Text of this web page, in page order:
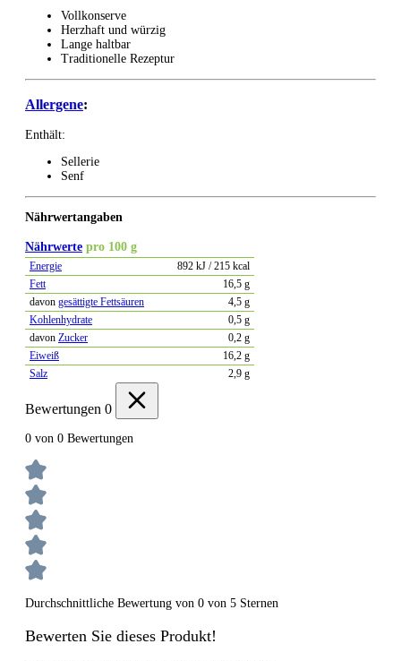
Vollkonserve
Herzhaft und würzig
Lange haltbar
Traditionelle Rezeptur
Allergene:
Enthält:
Sellerie
Senf
Nährwertangaben
Nährwerte pro 100 g
Energie
892 kJ / 215 kcal
Fett
16,5 g
davon gesättigte Fettsäuren
4,5 g
Kohlenhydrate
0,5 g
davon Zucker
0,2 g
Eiweiß
16,2 g
Salz
2,9 g
Bewertungen 0
0 von 0 Bewertungen
Durchschnittliche Bewertung von 0 von 5 Sternen
Bewerten Sie dieses Produkt!